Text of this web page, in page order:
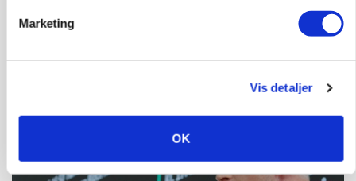
Marketing
Vis detaljer
OK